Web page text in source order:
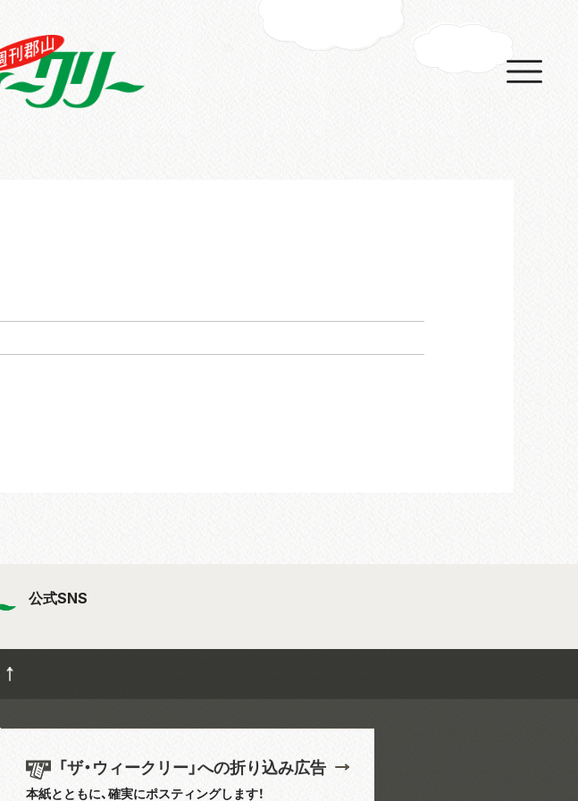
公式SNS
「ザ・ウィークリー」への折り込み広告
本紙とともに、確実にポスティングします！